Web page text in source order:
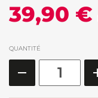
39,90 €
QUANTITÉ